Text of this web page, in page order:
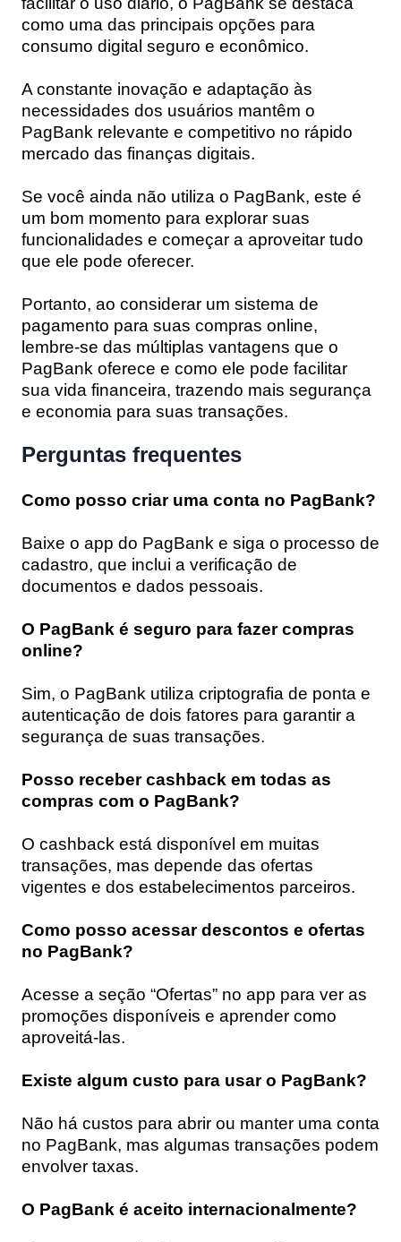
como uma das principais opções para
consumo digital seguro e econômico.
A constante inovação e adaptação às
necessidades dos usuários mantêm o
PagBank relevante e competitivo no rápido
mercado das finanças digitais.
Se você ainda não utiliza o PagBank, este é
um bom momento para explorar suas
funcionalidades e começar a aproveitar tudo
que ele pode oferecer.
Portanto, ao considerar um sistema de
pagamento para suas compras online,
lembre-se das múltiplas vantagens que o
PagBank oferece e como ele pode facilitar
sua vida financeira, trazendo mais segurança
e economia para suas transações.
Perguntas frequentes
Como posso criar uma conta no PagBank?
Baixe o app do PagBank e siga o processo de
cadastro, que inclui a verificação de
documentos e dados pessoais.
O PagBank é seguro para fazer compras
online?
Sim, o PagBank utiliza criptografia de ponta e
autenticação de dois fatores para garantir a
segurança de suas transações.
Posso receber cashback em todas as
compras com o PagBank?
O cashback está disponível em muitas
transações, mas depende das ofertas
vigentes e dos estabelecimentos parceiros.
Como posso acessar descontos e ofertas
no PagBank?
Acesse a seção “Ofertas” no app para ver as
promoções disponíveis e aprender como
aproveitá-las.
Existe algum custo para usar o PagBank?
Não há custos para abrir ou manter uma conta
no PagBank, mas algumas transações podem
envolver taxas.
O PagBank é aceito internacionalmente?